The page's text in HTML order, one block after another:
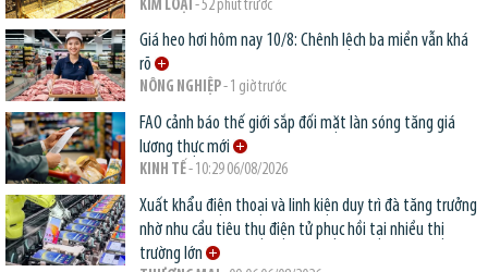
KIM LOẠI - 52 phút trước
Giá heo hơi hôm nay 10/8: Chênh lệch ba miền vẫn khá
rõ
NÔNG NGHIỆP- 1 giờ trước
FAO cảnh báo thế giới sắp đối mặt làn sóng tăng giá
lương thực mới
KINH TẾ- 10:29 06/08/2026
Xuất khẩu điện thoại và linh kiện duy trì đà tăng trưởng
nhờ nhu cầu tiêu thụ điện tử phục hồi tại nhiều thị
trường lớn